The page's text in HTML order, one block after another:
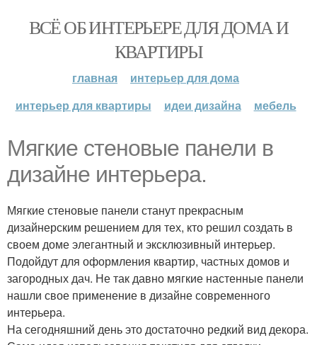
ВСЁ ОБ ИНТЕРЬЕРЕ ДЛЯ ДОМА И
КВАРТИРЫ
главная
интерьер для дома
интерьер для квартиры
идеи дизайна мебель
Мягкие стеновые панели в
дизайне интерьера.
Мягкие стеновые панели станут прекрасным
дизайнерским решением для тех, кто решил создать в
своем доме элегантный и эксклюзивный интерьер.
Подойдут для оформления квартир, частных домов и
загородных дач. Не так давно мягкие настенные панели
нашли свое применение в дизайне современного
интерьера.
На сегодняшний день это достаточно редкий вид декора.